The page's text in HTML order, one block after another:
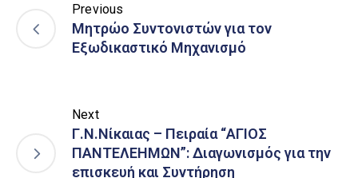
Previous
Μητρώο Συντονιστών για τον
Εξωδικαστικό Μηχανισμό
Next
Γ.Ν.Νίκαιας – Πειραία “ΑΓΙΟΣ
ΠΑΝΤΕΛΕΗΜΩΝ”: Διαγωνισμός για την
επισκευή και Συντήρηση